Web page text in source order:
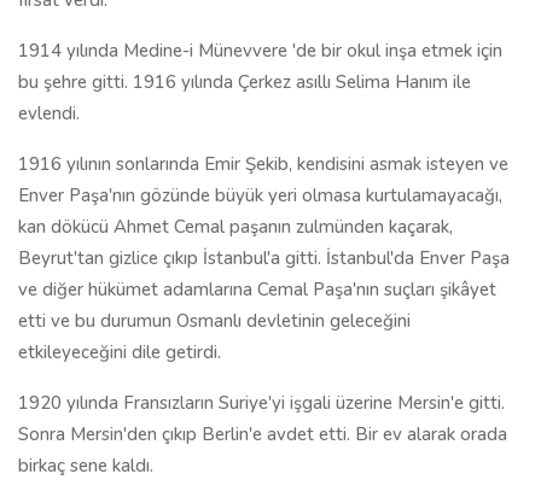
1914 yılında Medine-i Münevvere 'de bir okul inşa etmek için
bu şehre gitti. 1916 yılında Çerkez asıllı Selima Hanım ile
evlendi.
1916 yılının sonlarında Emir Şekib, kendisini asmak isteyen ve
Enver Paşa'nın gözünde büyük yeri olmasa kurtulamayacağı,
kan dökücü Ahmet Cemal paşanın zulmünden kaçarak,
Beyrut'tan gizlice çıkıp İstanbul'a gitti. İstanbul'da Enver Paşa
ve diğer hükümet adamlarına Cemal Paşa'nın suçları şikâyet
etti ve bu durumun Osmanlı devletinin geleceğini
etkileyeceğini dile getirdi.
1920 yılında Fransızların Suriye'yi işgali üzerine Mersin'e gitti.
Sonra Mersin'den çıkıp Berlin'e avdet etti. Bir ev alarak orada
birkaç sene kaldı.